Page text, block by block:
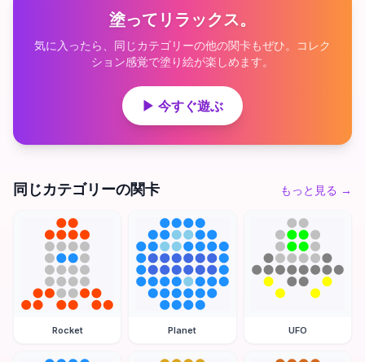
塗ってリラックス。
気に入ったら、同じカテゴリーの他の関卡もぜひ。コレク
ション感覚で塗り絵が楽しめます。
▶ 今すぐ遊ぶ
同じカテゴリーの関卡 もっと見る →
Rocket Planet UFO